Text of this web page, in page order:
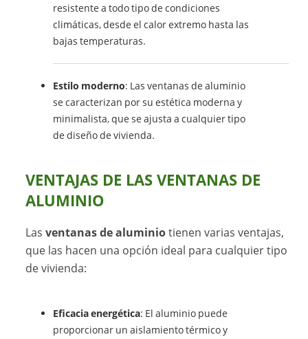
resistente a todo tipo de condiciones
climáticas, desde el calor extremo hasta las
bajas temperaturas.
Estilo moderno: Las ventanas de aluminio
se caracterizan por su estética moderna y
minimalista, que se ajusta a cualquier tipo
de diseño de vivienda.
VENTAJAS DE LAS VENTANAS DE
ALUMINIO
Lasventanas de aluminiotienen varias ventajas,
que las hacen una opción ideal para cualquier tipo
de vivienda:
Eficacia energética: El aluminio puede
proporcionar un aislamiento térmico y